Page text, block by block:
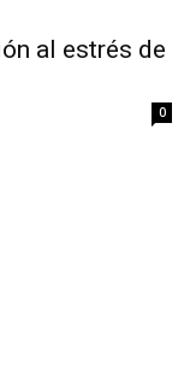
al estrés de
0